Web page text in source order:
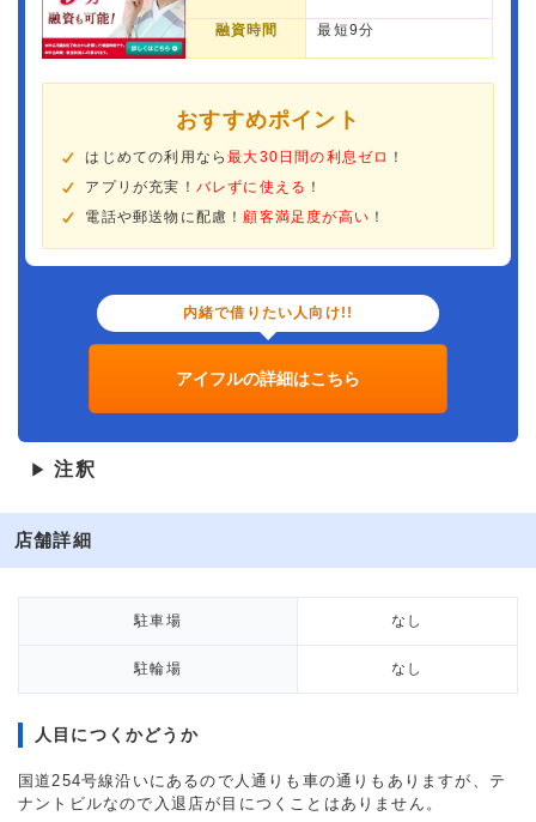
融資時間 最短9分
おすすめポイント
はじめての利用なら最大30日間の利息ゼロ ！
アプリが充実！ バレずに使える ！
電話や郵送物に配慮！顧客満足度が高い ！
内緒で借りたい人向け!!
アイフルの詳細はこちら
▶ 注釈
店舗詳細
駐車場 なし
駐輪場 なし
人目につくかどうか
国道254号線沿いにあるので人通りも車の通りもありますが、テ
ナントビルなので入退店が目につくことはありません。